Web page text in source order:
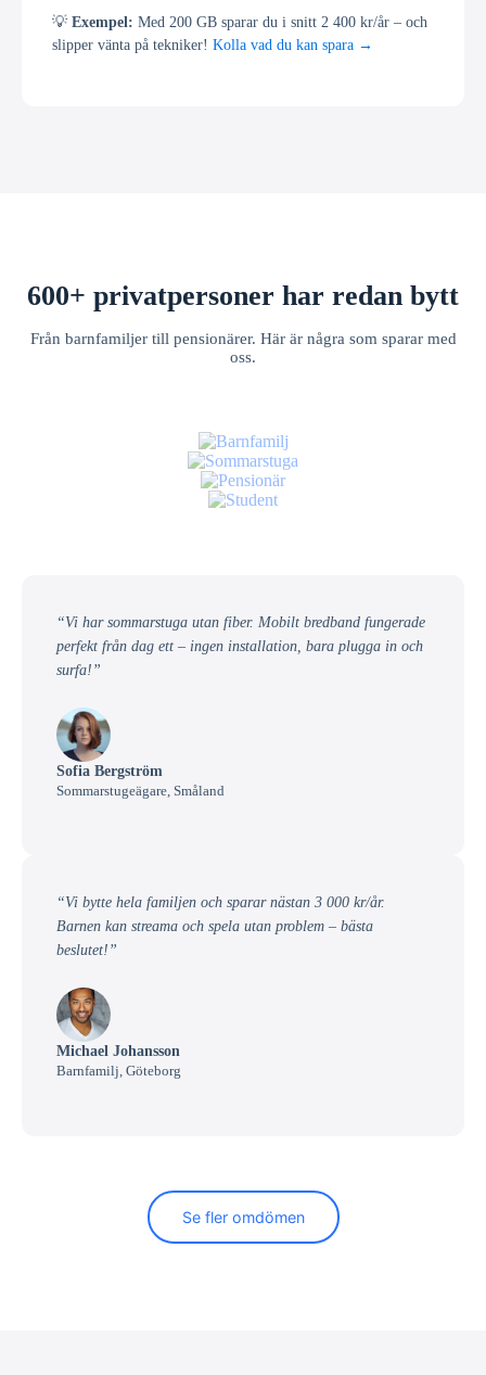
💡Exempel: Med 200 GB sparar du i snitt 2 400 kr/år – och
slipper vänta på tekniker! Kolla vad du kan spara →
600+ privatpersoner har redan bytt
Från barnfamiljer till pensionärer. Här är några som sparar med
oss.
“Vi har sommarstuga utan fiber. Mobilt bredband fungerade
perfekt från dag ett – ingen installation, bara plugga in och
surfa!”
Sofia Bergström
Sommarstugeägare, Småland
“Vi bytte hela familjen och sparar nästan 3 000 kr/år.
Barnen kan streama och spela utan problem – bästa
beslutet!”
Michael Johansson
Barnfamilj, Göteborg
Se fler omdömen